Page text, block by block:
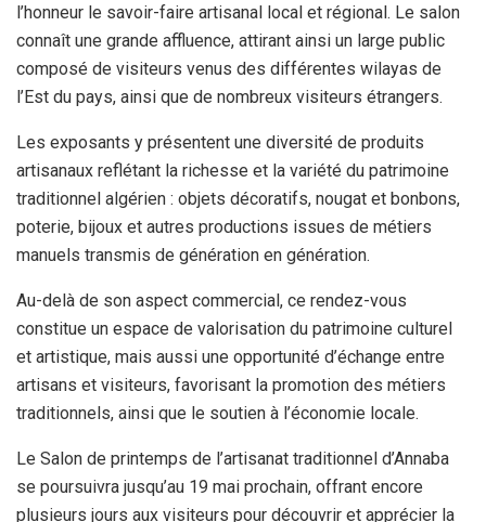
l’honneur le savoir-faire artisanal local et régional. Le salon
connaît une grande affluence, attirant ainsi un large public
composé de visiteurs venus des différentes wilayas de
l’Est du pays, ainsi que de nombreux visiteurs étrangers.
Les exposants y présentent une diversité de produits
artisanaux reflétant la richesse et la variété du patrimoine
traditionnel algérien : objets décoratifs, nougat et bonbons,
poterie, bijoux et autres productions issues de métiers
manuels transmis de génération en génération.
Au-delà de son aspect commercial, ce rendez-vous
constitue un espace de valorisation du patrimoine culturel
et artistique, mais aussi une opportunité d’échange entre
artisans et visiteurs, favorisant la promotion des métiers
traditionnels, ainsi que le soutien à l’économie locale.
Le Salon de printemps de l’artisanat traditionnel d’Annaba
se poursuivra jusqu’au 19 mai prochain, offrant encore
plusieurs jours aux visiteurs pour découvrir et apprécier la